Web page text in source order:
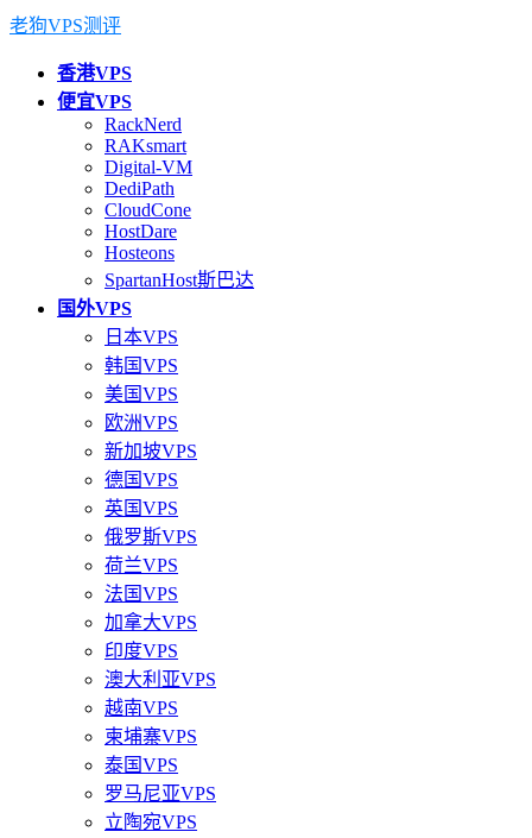
老狗VPS测评
香港VPS
便宜VPS
RackNerd
RAKsmart
Digital-VM
DediPath
CloudCone
HostDare
Hosteons
SpartanHost斯巴达
国外VPS
日本VPS
韩国VPS
美国VPS
欧洲VPS
新加坡VPS
德国VPS
英国VPS
俄罗斯VPS
荷兰VPS
法国VPS
加拿大VPS
印度VPS
澳大利亚VPS
越南VPS
柬埔寨VPS
泰国VPS
罗马尼亚VPS
立陶宛VPS